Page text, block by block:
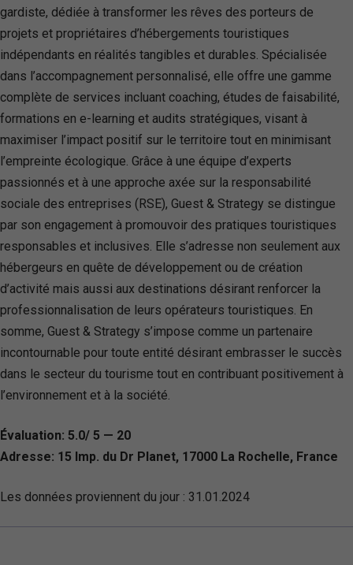
gardiste, dédiée à transformer les rêves des porteurs de
projets et propriétaires d’hébergements touristiques
indépendants en réalités tangibles et durables. Spécialisée
dans l’accompagnement personnalisé, elle offre une gamme
complète de services incluant coaching, études de faisabilité,
formations en e-learning et audits stratégiques, visant à
maximiser l’impact positif sur le territoire tout en minimisant
l’empreinte écologique. Grâce à une équipe d’experts
passionnés et à une approche axée sur la responsabilité
sociale des entreprises (RSE), Guest & Strategy se distingue
par son engagement à promouvoir des pratiques touristiques
responsables et inclusives. Elle s’adresse non seulement aux
hébergeurs en quête de développement ou de création
d’activité mais aussi aux destinations désirant renforcer la
professionnalisation de leurs opérateurs touristiques. En
somme, Guest & Strategy s’impose comme un partenaire
incontournable pour toute entité désirant embrasser le succès
dans le secteur du tourisme tout en contribuant positivement à
l’environnement et à la société.
Évaluation: 5.0/ 5 — 20
Adresse: 15 Imp. du Dr Planet, 17000 La Rochelle, France
Les données proviennent du jour : 31.01.2024